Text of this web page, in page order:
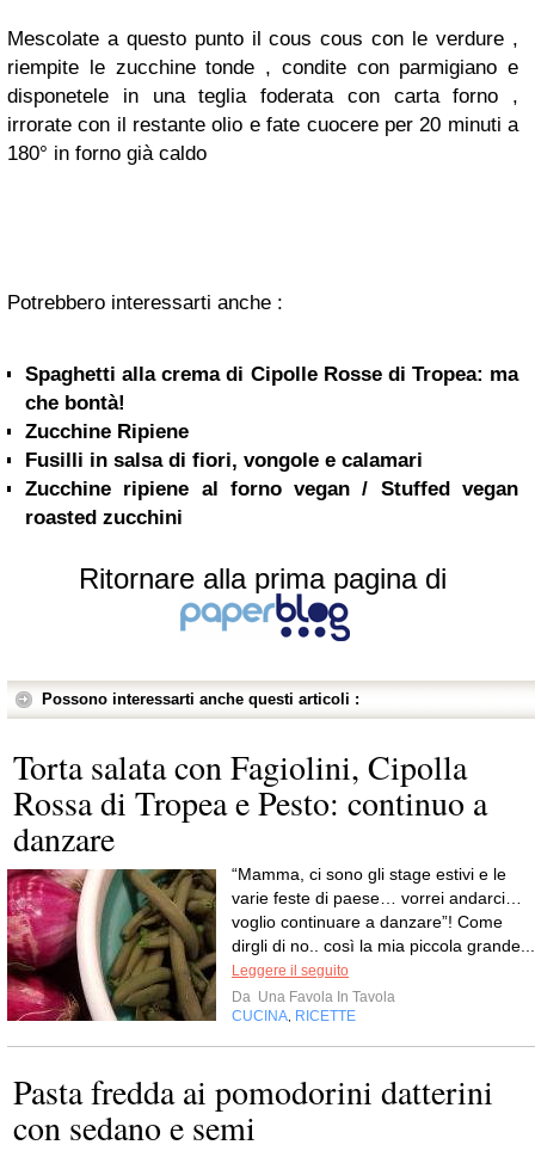
Mescolate a questo punto il cous cous con le verdure ,
riempite le zucchine tonde , condite con parmigiano e
disponetele in una teglia foderata con carta forno ,
irrorate con il restante olio e fate cuocere per 20 minuti a
180° in forno già caldo
Potrebbero interessarti anche :
Spaghetti alla crema di Cipolle Rosse di Tropea: ma
che bontà!
Zucchine Ripiene
Fusilli in salsa di fiori, vongole e calamari
Zucchine ripiene al forno vegan / Stuffed vegan
roasted zucchini
Ritornare alla prima pagina di
Possono interessarti anche questi articoli :
Torta salata con Fagiolini, Cipolla
Rossa di Tropea e Pesto: continuo a
danzare
“Mamma, ci sono gli stage estivi e le
varie feste di paese… vorrei andarci…
voglio continuare a danzare”! Come
dirgli di no.. così la mia piccola grande...
Leggere il seguito
Da Una Favola In Tavola
CUCINA RICETTE
Pasta fredda ai pomodorini datterini
con sedano e semi